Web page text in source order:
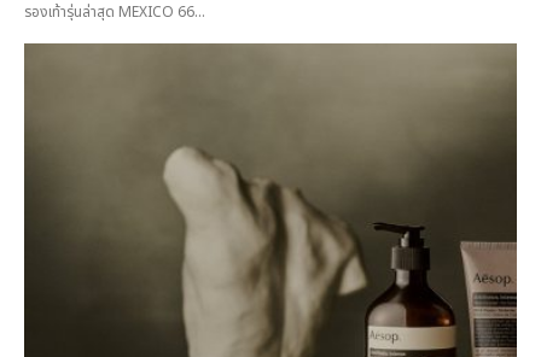
รองเท้ารุ่นล่าสุด MEXICO 66...